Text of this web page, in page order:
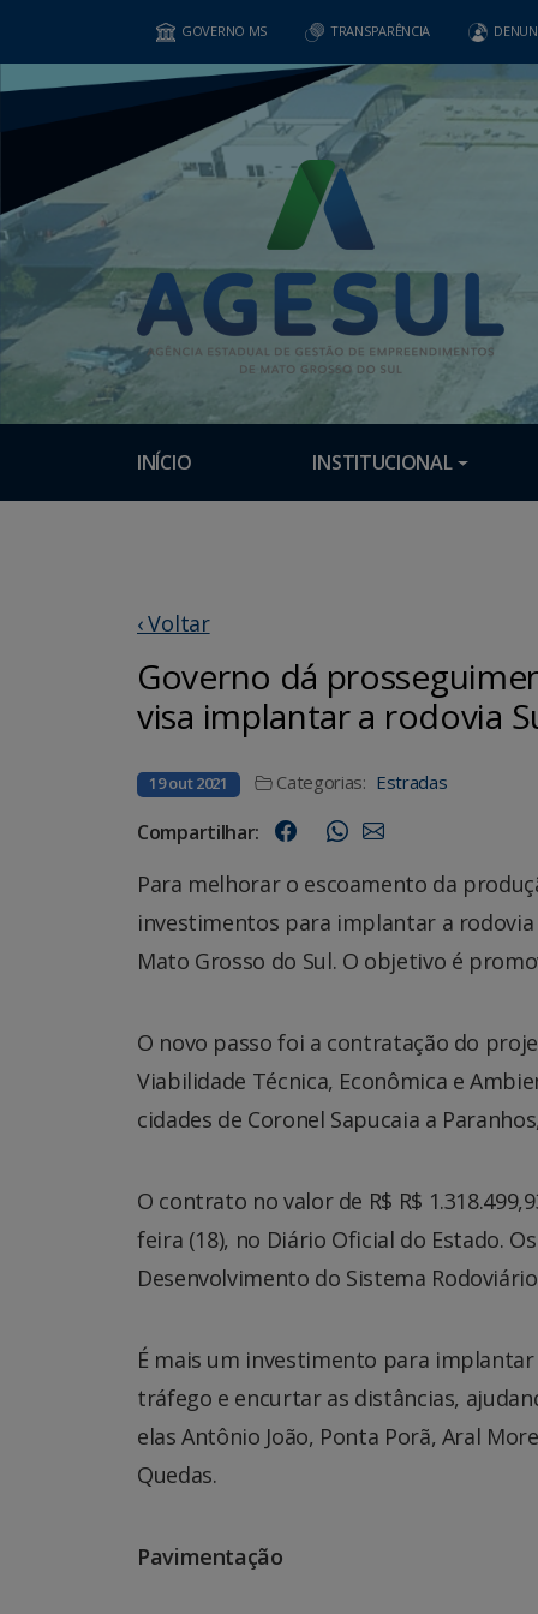
GOVERNO MS TRANSPARÊNCIA
INÍCIO INSTITUCIONAL
‹ Voltar
Governo dá
visa implantar a rodovia
19 out 2021 Categorias: Estradas
Compartilhar:
Para melhorar o escoamento da
investimentos para implantar a
Mato Grosso do Sul. O objetivo é
O novo passo foi a contratação do
Viabilidade Técnica, Econômica e
cidades de Coronel Sapucaia a
O contrato no valor de R$ R$
feira (18), no Diário Oficial do Estado.
Desenvolvimento do Sistema
É mais um investimento para
tráfego e encurtar as distâncias,
elas Antônio João, Ponta Porã, Aral
Quedas.
Pavimentação